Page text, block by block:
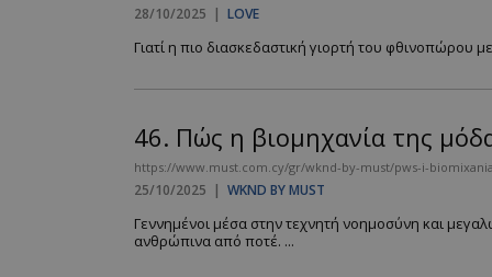
28/10/2025 | LOVE
Γιατί η πιο διασκεδαστική γιορτή του φθινοπώρου
46. Πώς η βιομηχανία της
https://www.must.com.cy/gr/wknd-by-must/pws-i-
25/10/2025 | WKND BY MUST
Γεννημένοι μέσα στην τεχνητή νοημοσύνη και
ανθρώπινα από ποτέ. ...
LangCookie